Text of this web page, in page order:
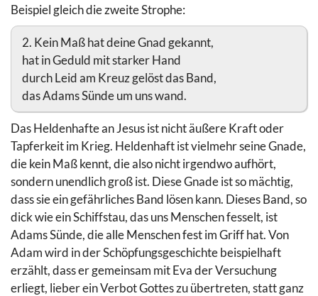
Beispiel gleich die zweite Strophe:
2. Kein Maß hat deine Gnad gekannt,
hat in Geduld mit starker Hand
durch Leid am Kreuz gelöst das Band,
das Adams Sünde um uns wand.
Das Heldenhafte an Jesus ist nicht äußere Kraft oder
Tapferkeit im Krieg. Heldenhaft ist vielmehr seine Gnade,
die kein Maß kennt, die also nicht irgendwo aufhört,
sondern unendlich groß ist. Diese Gnade ist so mächtig,
dass sie ein gefährliches Band lösen kann. Dieses Band, so
dick wie ein Schiffstau, das uns Menschen fesselt, ist
Adams Sünde, die alle Menschen fest im Griff hat. Von
Adam wird in der Schöpfungsgeschichte beispielhaft
erzählt, dass er gemeinsam mit Eva der Versuchung
erliegt, lieber ein Verbot Gottes zu übertreten, statt ganz